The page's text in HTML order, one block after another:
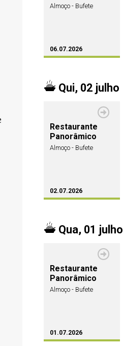
Almoço - Bufete
06.07.2026
Qui, 02 julho
Restaurante
Panorâmico
Almoço - Bufete
02.07.2026
Qua, 01 julho
Restaurante
Panorâmico
Almoço - Bufete
01.07.2026